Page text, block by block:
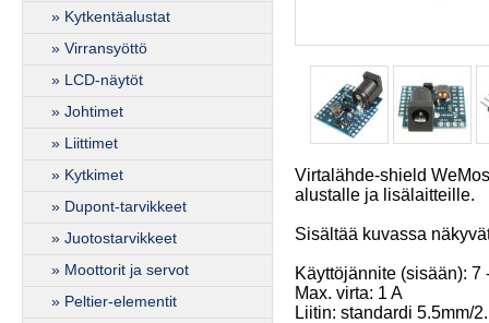
» Kytkentäalustat
» Virransyöttö
» LCD-näytöt
» Johtimet
» Liittimet
» Kytkimet
» Dupont-tarvikkeet
» Juotostarvikkeet
» Moottorit ja servot
» Peltier-elementit
Virtalähde-shield
alustalle ja lisälaitteille.
Sisältää kuvassa
Käyttöjännite (sisään): 7
Max. virta: 1 A
Liitin: standardi 5.5mm/